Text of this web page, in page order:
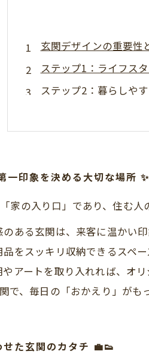
玄関デザインの重要性
ステップ1：ライフス
ステップ2：暮らしや
ステップ3：取り入れ
玄関で「おもてなし」
まとめ 🌈
一印象を決める大切な場所 ✨
家の入り口」であり、住む
ある玄関は、来客に温かい
をスッキリ収納できるスペ
アートを取り入れれば、オ
で、毎日の「おかえり」がも
た玄関のカタチ 💼👟